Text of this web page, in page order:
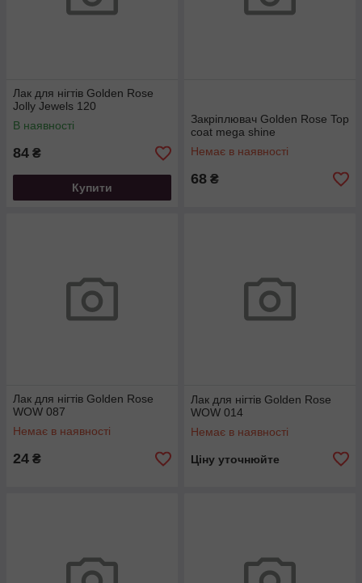
Лак для нігтів Golden Rose
Jolly Jewels 120
В наявності
84 ₴
Купити
Закріплювач Golden Rose Top
coat mega shine
Немає в наявності
68 ₴
Лак для нігтів Golden Rose
WOW 087
Немає в наявності
24 ₴
Лак для нігтів Golden Rose
WOW 014
Немає в наявності
Ціну уточнюйте